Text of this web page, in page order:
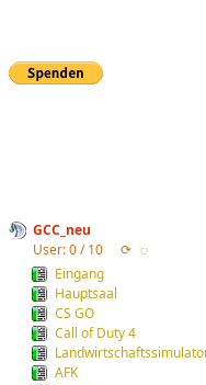
GCC_neu
User: 0 / 10
⟳ ◌
Eingang
Hauptsaal
CS GO
Call of Duty 4
AFK